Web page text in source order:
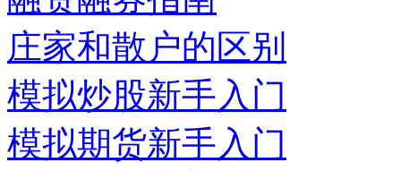
庄家和散户的区别
模拟炒股新手入门
模拟期货新手入门